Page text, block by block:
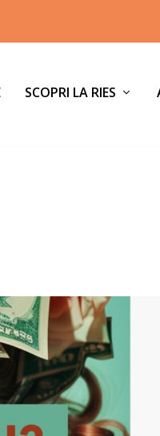
SCOPRI LA RIES